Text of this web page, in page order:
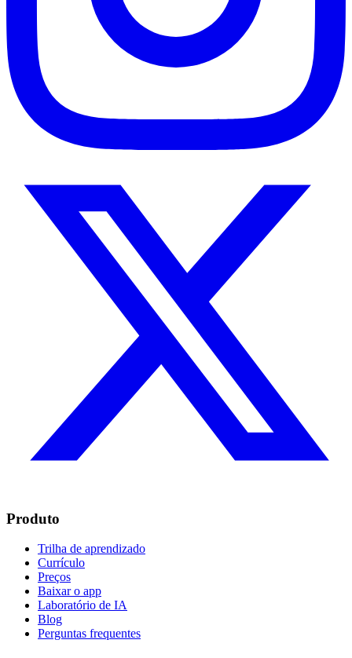
Produto
Trilha de aprendizado
Currículo
Preços
Baixar o app
Laboratório de IA
Blog
Perguntas frequentes